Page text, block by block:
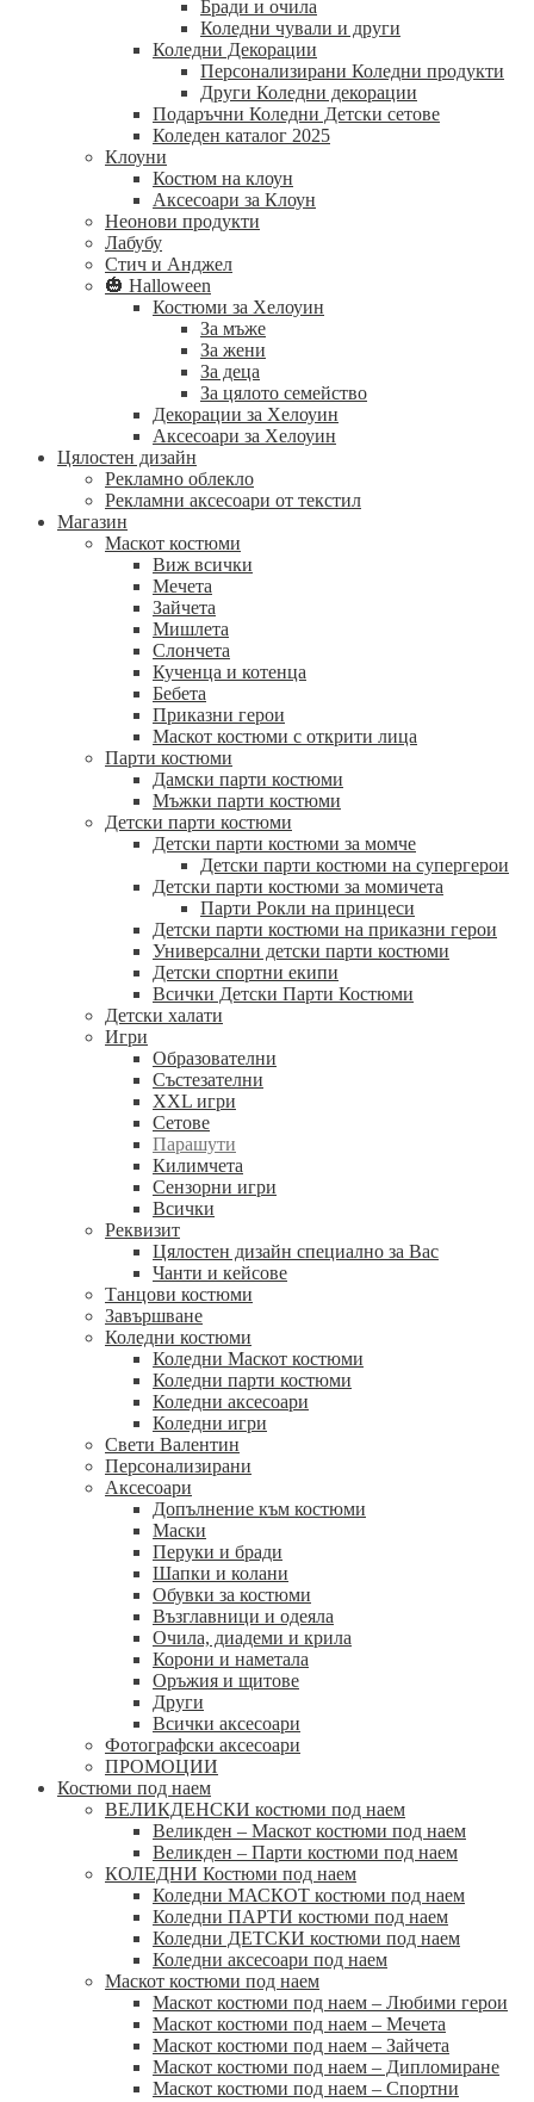
Бради и очила
Коледни чували и други
Коледни Декорации
Персонализирани Коледни продукти
Други Коледни декорации
Подаръчни Коледни Детски сетове
Коледен каталог 2025
Клоуни
Костюм на клоун
Аксесоари за Клоун
Неонови продукти
Лабубу
Стич и Анджел
🎃 Halloween
Костюми за Хелоуин
За мъже
За жени
За деца
За цялото семейство
Декорации за Хелоуин
Аксесоари за Хелоуин
Цялостен дизайн
Рекламно облекло
Рекламни аксесоари от текстил
Магазин
Маскот костюми
Виж всички
Мечета
Зайчета
Мишлета
Слончета
Кученца и котенца
Бебета
Приказни герои
Маскот костюми с открити лица
Парти костюми
Дамски парти костюми
Мъжки парти костюми
Детски парти костюми
Детски парти костюми за момче
Детски парти костюми на супергерои
Детски парти костюми за момичета
Парти Рокли на принцеси
Детски парти костюми на приказни герои
Универсални детски парти костюми
Детски спортни екипи
Всички Детски Парти Костюми
Детски халати
Игри
Образователни
Състезателни
XXL игри
Сетове
Парашути
Килимчета
Сензорни игри
Всички
Реквизит
Цялостен дизайн специално за Вас
Чанти и кейсове
Танцови костюми
Завършване
Коледни костюми
Коледни Маскот костюми
Коледни парти костюми
Коледни аксесоари
Коледни игри
Свети Валентин
Персонализирани
Аксесоари
Допълнение към костюми
Маски
Перуки и бради
Шапки и колани
Обувки за костюми
Възглавници и одеяла
Очила, диадеми и крила
Корони и наметала
Оръжия и щитове
Други
Всички аксесоари
Фотографски аксесоари
ПРОМОЦИИ
Костюми под наем
ВЕЛИКДЕНСКИ костюми под наем
Великден – Маскот костюми под наем
Великден – Парти костюми под наем
КОЛЕДНИ Костюми под наем
Коледни МАСКОТ костюми под наем
Коледни ПАРТИ костюми под наем
Коледни ДЕТСКИ костюми под наем
Коледни аксесоари под наем
Маскот костюми под наем
Маскот костюми под наем – Любими герои
Маскот костюми под наем – Мечета
Маскот костюми под наем – Зайчета
Маскот костюми под наем – Дипломиране
Маскот костюми под наем – Спортни